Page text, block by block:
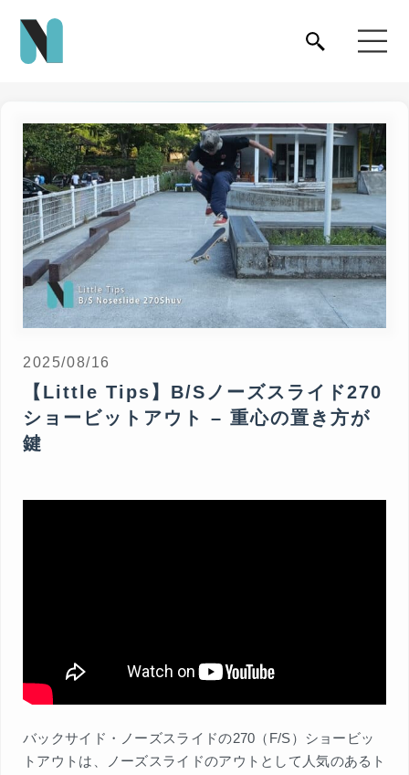
2025/08/16
【Little Tips】B/Sノーズスライド270
ショービットアウト – 重心の置き方が
鍵
バックサイド・ノーズスライドの270（F/S）ショービッ
トアウトは、ノーズスライドのアウトとして人気のあるト